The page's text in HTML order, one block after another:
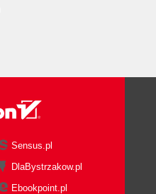
Sensus.pl
DlaBystrzakow.pl
Ebookpoint.pl